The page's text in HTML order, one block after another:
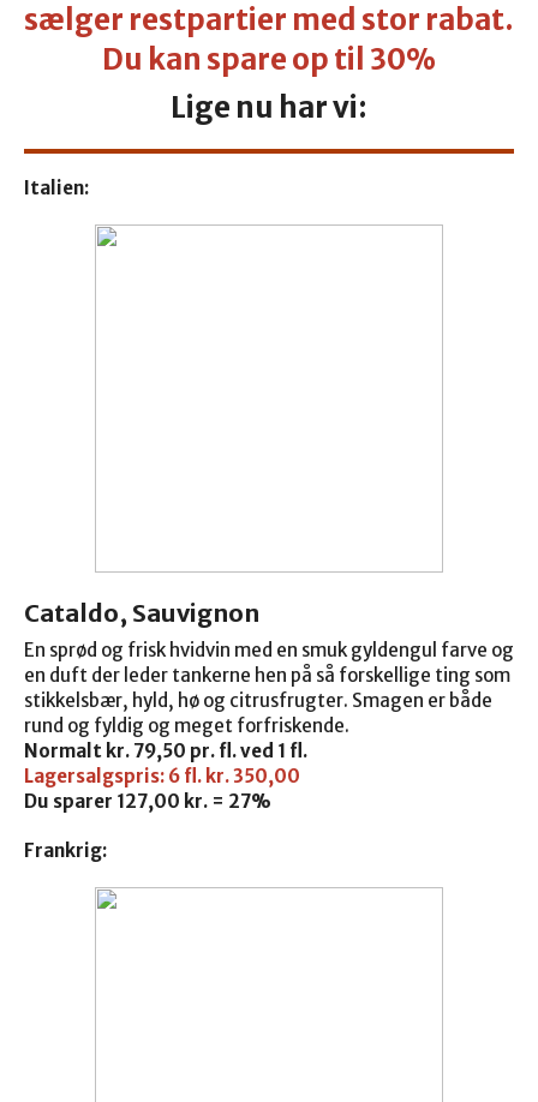
sælger restpartier med stor rabat.
Du kan spare op til 30%
Lige nu har vi:
Italien:
Cataldo, Sauvignon
En sprød og frisk hvidvin med en smuk gyldengul farve og
en duft der leder tankerne hen på så forskellige ting som
stikkelsbær, hyld, hø og citrusfrugter. Smagen er både
rund og fyldig og meget forfriskende.
Normalt kr. 79,50 pr. fl. ved 1 fl.
Lagersalgspris: 6 fl. kr. 350,00
Du sparer 127,00 kr. = 27%
Frankrig: